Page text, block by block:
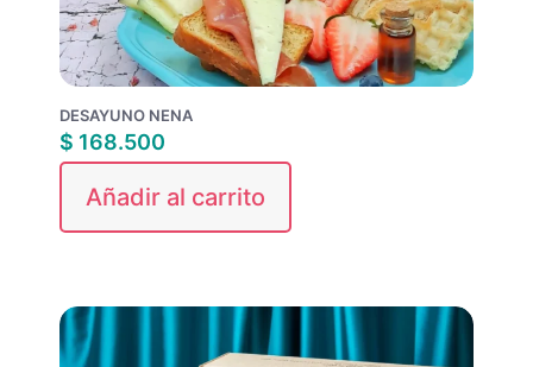
DESAYUNO NENA
$ 168.500
Añadir al carrito